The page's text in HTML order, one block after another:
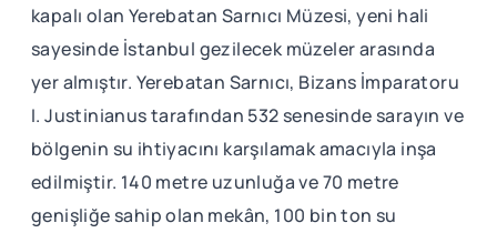
kapalı olan Yerebatan Sarnıcı Müzesi, yeni hali
sayesinde İstanbul gezilecek müzeler arasında
yer almıştır. Yerebatan Sarnıcı, Bizans İmparatoru
I. Justinianus tarafından 532 senesinde sarayın ve
bölgenin su ihtiyacını karşılamak amacıyla inşa
edilmiştir. 140 metre uzunluğa ve 70 metre
genişliğe sahip olan mekân, 100 bin ton su